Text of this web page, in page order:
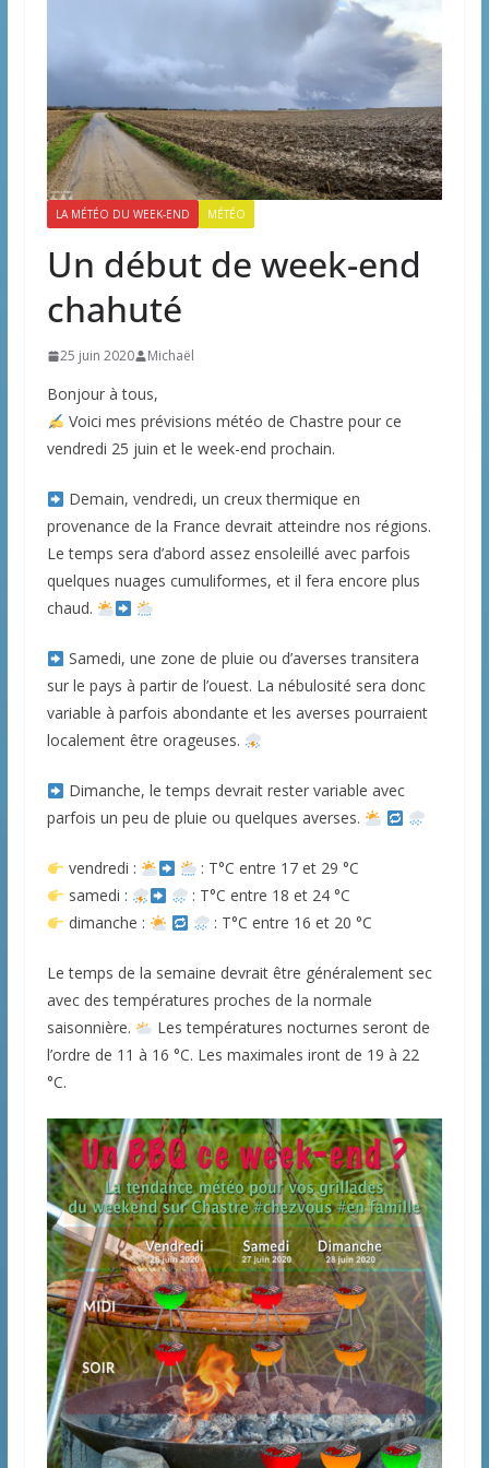
LA MÉTÉO DU WEEK-END MÉTÉO
Un début de week-end
chahuté
25 juin 2020 Michaël
Bonjour à tous,
Voici mes prévisions météo de Chastre pour ce
vendredi 25 juin et le week-end prochain.
Demain, vendredi, un creux thermique en
provenance de la France devrait atteindre nos régions.
Le temps sera d’abord assez ensoleillé avec parfois
quelques nuages cumuliformes, et il fera encore plus
chaud.
Samedi, une zone de pluie ou d’averses transitera
sur le pays à partir de l’ouest. La nébulosité sera donc
variable à parfois abondante et les averses pourraient
localement être orageuses.
Dimanche, le temps devrait rester variable avec
parfois un peu de pluie ou quelques averses.
vendredi :
: T°C entre 17 et 29 °C
samedi :
: T°C entre 18 et 24 °C
dimanche :
: T°C entre 16 et 20 °C
Le temps de la semaine devrait être généralement sec
avec des températures proches de la normale
saisonnière.
Les températures nocturnes seront de
l’ordre de 11 à 16 °C. Les maximales iront de 19 à 22
°C.